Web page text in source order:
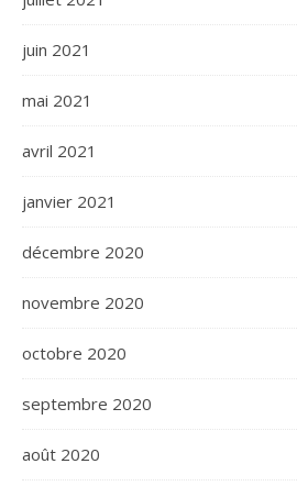
juin 2021
mai 2021
avril 2021
janvier 2021
décembre 2020
novembre 2020
octobre 2020
septembre 2020
août 2020